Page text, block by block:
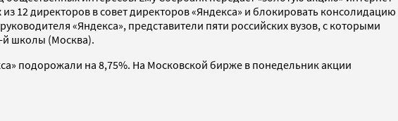
12 директоров в совет директоров «Яндекса» и блокировать консолидацию
«Яндекса», представители пяти российских вузов, с которыми
й школы (Москва).
подорожали на 8,75%. На Московской бирже в понедельник акции